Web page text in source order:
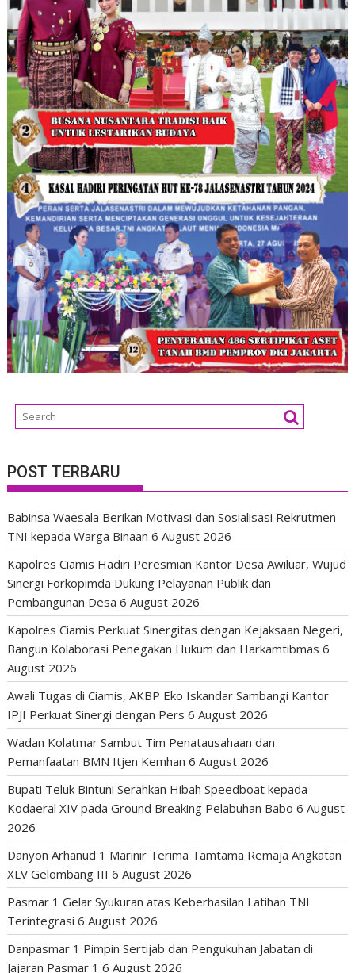
POST TERBARU
Babinsa Waesala Berikan Motivasi dan Sosialisasi Rekrutmen
TNI kepada Warga Binaan 6 August 2026
Kapolres Ciamis Hadiri Peresmian Kantor Desa Awiluar, Wujud
Sinergi Forkopimda Dukung Pelayanan Publik dan
Pembangunan Desa 6 August 2026
Kapolres Ciamis Perkuat Sinergitas dengan Kejaksaan Negeri,
Bangun Kolaborasi Penegakan Hukum dan Harkamtibmas 6
August 2026
Awali Tugas di Ciamis, AKBP Eko Iskandar Sambangi Kantor
IPJI Perkuat Sinergi dengan Pers 6 August 2026
Wadan Kolatmar Sambut Tim Penatausahaan dan
Pemanfaatan BMN Itjen Kemhan 6 August 2026
Bupati Teluk Bintuni Serahkan Hibah Speedboat kepada
Kodaeral XIV pada Ground Breaking Pelabuhan Babo 6 August
2026
Danyon Arhanud 1 Marinir Terima Tamtama Remaja Angkatan
XLV Gelombang III 6 August 2026
Pasmar 1 Gelar Syukuran atas Keberhasilan Latihan TNI
Terintegrasi 6 August 2026
Danpasmar 1 Pimpin Sertijab dan Pengukuhan Jabatan di
Jajaran Pasmar 1 6 August 2026